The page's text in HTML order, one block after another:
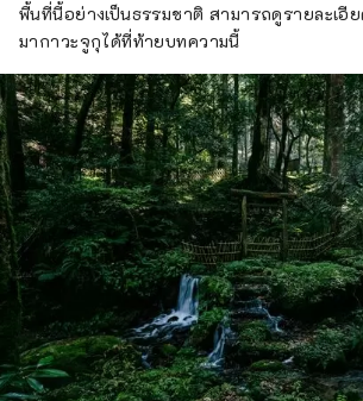
พื้นที่นี้อย่างเป็นธรรมชาติ สามารถดูรายละเอีย
มากาวะจูกุได้ที่ท้ายบทความนี้